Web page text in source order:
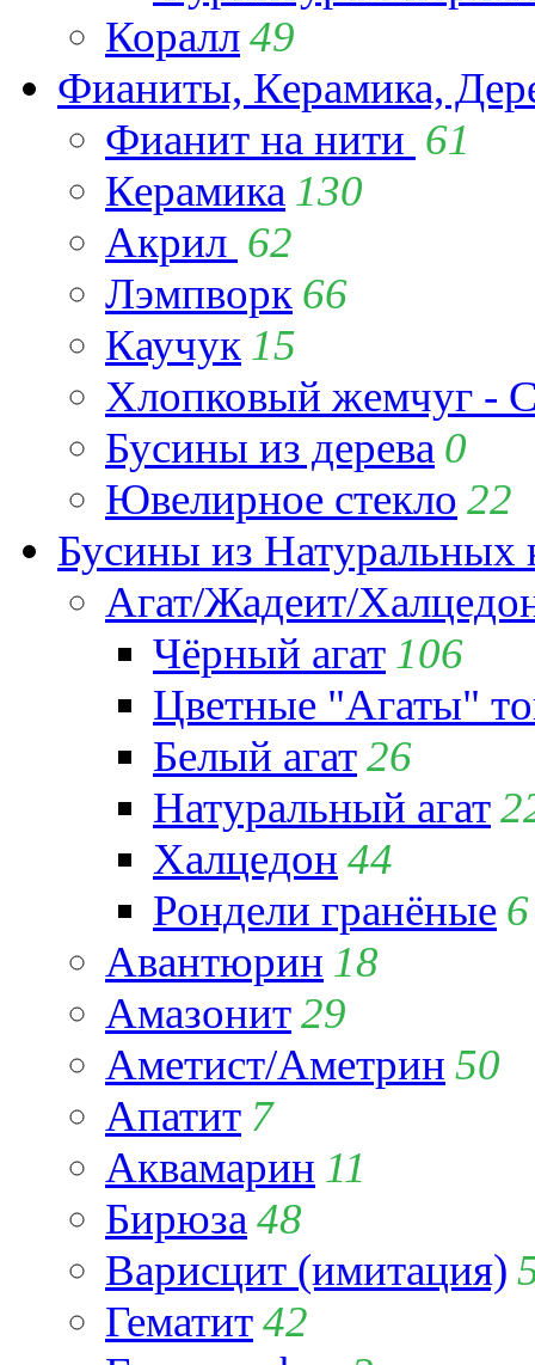
Коралл49
Фианиты, Керамика,
Фианит на нити 61
Керамика 130
Акрил 62
Лэмпворк 66
Каучук 15
Хлопковый жемчуг -
Бусины из дерева 0
Ювелирное стекло 22
Бусины из Натуральных
Агат/Жадеит/
Чёрный агат 106
Цветные "Агаты"
Белый агат26
Натуральный агат
Халцедон 44
Рондели гранёные 6
Авантюрин 18
Амазонит29
Аметист/Аметрин 50
Апатит 7
Аквамарин 11
Бирюза 48
Варисцит (имитация)
Гематит42